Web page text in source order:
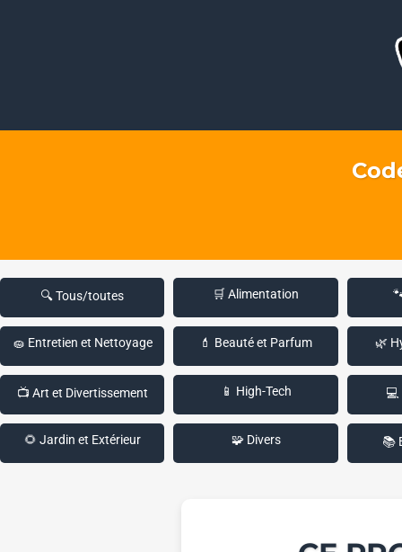
🔍 Tous/toutes 🛒 Alimentation
🧽 Entretien et Nettoyage 💄 Beauté et Parfum 🌿
📺 Art et Divertissement 📱 High-Tech 💻
🌻 Jardin et Extérieur 🧩 Divers 📚